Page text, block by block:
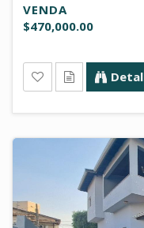
VENDA
$470,000.00